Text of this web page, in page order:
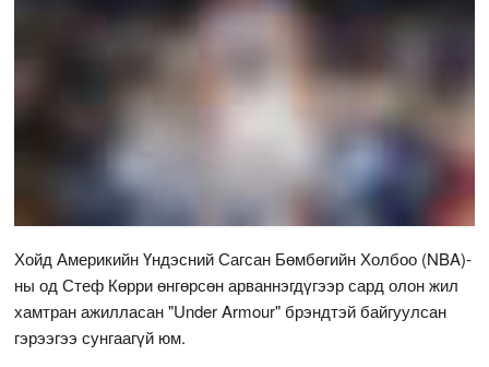
Хойд Америкийн Үндэсний Сагсан Бөмбөгийн Холбоо (NBA)-
ны од Стеф Көрри өнгөрсөн арваннэгдүгээр сард олон жил
хамтран ажилласан "Under Armour" брэндтэй байгуулсан
гэрээгээ сунгаагүй юм.